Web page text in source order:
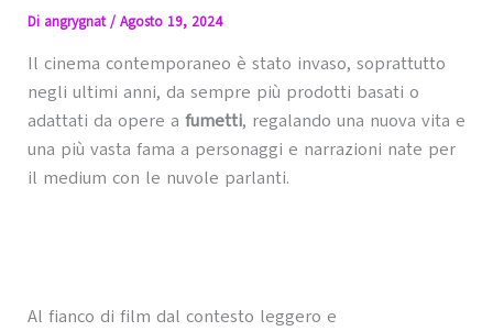
Di angrygnat/ Agosto 19, 2024
Il cinema contemporaneo è stato invaso, soprattutto
negli ultimi anni, da sempre più prodotti basati o
adattati da opere a fumetti, regalando una nuova vita e
una più vasta fama a personaggi e narrazioni nate per
il medium con le nuvole parlanti.
Al fianco di film dal contesto leggero e